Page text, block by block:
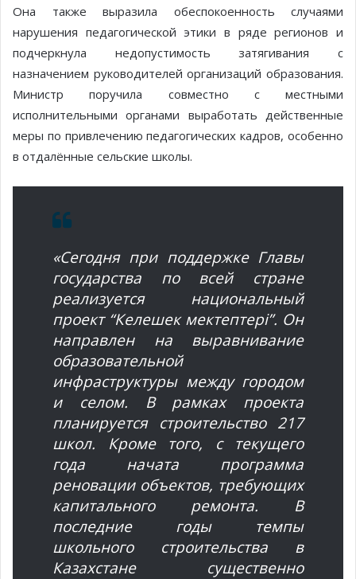
Она также выразила обеспокоенность случаями
нарушения педагогической этики в ряде регионов и
подчеркнула недопустимость затягивания с
назначением руководителей организаций образования.
Министр поручила совместно с местными
исполнительными органами выработать действенные
меры по привлечению педагогических кадров, особенно
в отдалённые сельские школы.
«Сегодня при поддержке Главы
государства по всей стране
реализуется национальный
проект “Келешек мектептері”. Он
направлен на выравнивание
образовательной
инфраструктуры между городом
и селом. В рамках проекта
планируется строительство 217
школ. Кроме того, с текущего
года начата программа
реновации объектов, требующих
капитального ремонта. В
последние годы темпы
школьного строительства в
Казахстане существенно